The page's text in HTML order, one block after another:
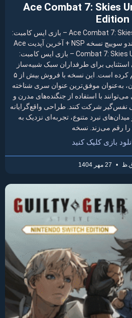
Ace Combat 7: Skies
Edition
Ace Combat 7: Skies Unknown Deluxe Edition – بازی ایس کامبت:
آسمان‌های ناشناس برای نینتندو سوییچ نسخه NSP + آخرین آپدیت Ace
Combat 7: Skies Unknown Deluxe Edition – بازی ایس کامبت:
برای طرفداران سبک شبیه‌ساز
پرواز و نبردهای هوایی فراهم کرده است. این نسخه با فروش بیش از ۵
به‌عنوان موفق‌ترین عنوان سری شناخته
با استفاده از جنگنده‌های مدرن و
نفس‌گیر شرکت کنند. طراحی واقع‌گرایانه
نبرد متنوع، تجربه‌ای نزدیک به
را رقم می‌زند. نسخه
بازی کلیک کنید